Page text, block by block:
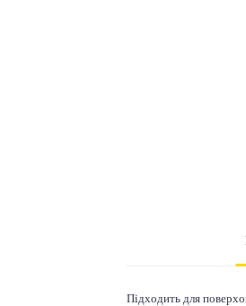
Підходить для